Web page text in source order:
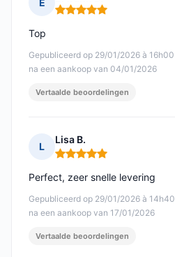
E
Opmerking: 5 van 5
Gepubliceerd op 29/01/2026 à 16h00
na een aankoop van 04/01/2026
Top
Vertaalde beoordelingen
L
Lisa B.
Opmerking: 5 van 5
Gepubliceerd op 29/01/2026 à 14h40
na een aankoop van 17/01/2026
Perfect, zeer snelle levering
Vertaalde beoordelingen